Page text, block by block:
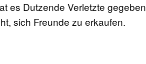
es Dutzende Verletzte
sich Freunde zu erkaufen.